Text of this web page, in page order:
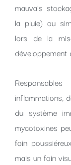
mauvais
la pluie) ou
lors de la
développement
inflammations,
du système
mycotoxines
foin
mais un foin